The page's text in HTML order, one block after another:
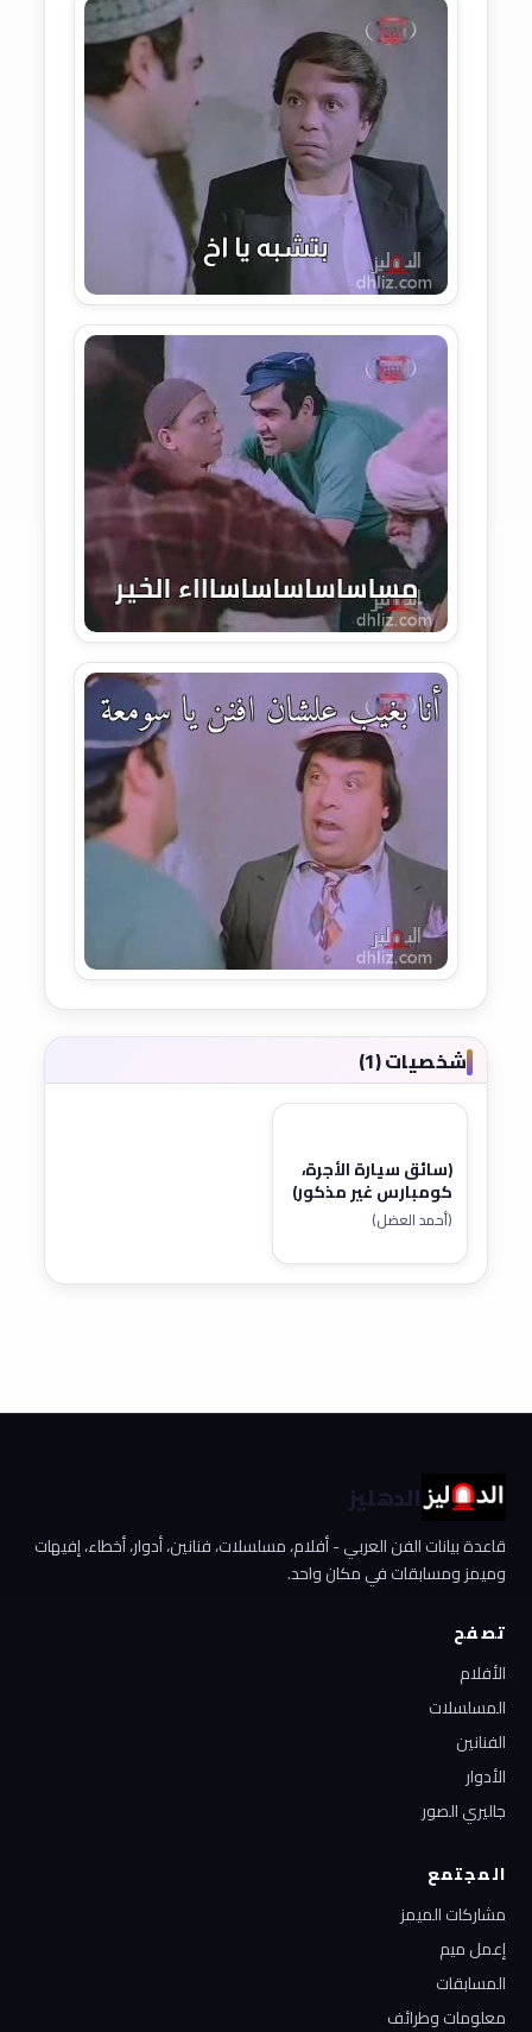
شخصيات (1)
(سائق سيارة الأجرة،
كومبارس غير مذكور)
(أحمد العضل)
الدهليز
قاعدة بيانات الفن العربي - أفلام، مسلسلات، فنانين، أدوار، أخطاء، إفيهات
وميمز ومسابقات في مكان واحد.
تصفح
الأفلام
المسلسلات
الفنانين
الأدوار
جاليري الصور
المجتمع
مشاركات الميمز
إعمل ميم
المسابقات
معلومات وطرائف